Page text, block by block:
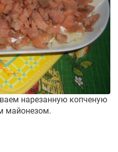
нарезанную копченую
майонезом.